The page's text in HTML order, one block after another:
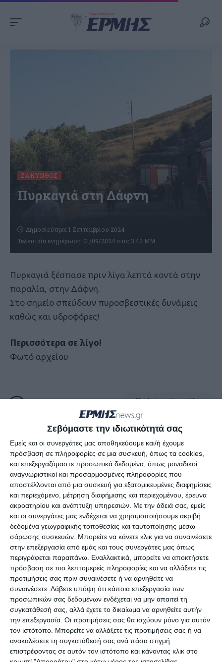
Σεβόμαστε την ιδιωτικότητά σας
Εμείς και οι συνεργάτες μας αποθηκεύουμε και/ή έχουμε
πρόσβαση σε πληροφορίες σε μια συσκευή, όπως τα cookies,
και επεξεργαζόμαστε προσωπικά δεδομένα, όπως μοναδικοί
αναγνωριστικοί και προσαρμοσμένες πληροφορίες που
αποστέλλονται από μια συσκευή για εξατομικευμένες διαφημίσεις
και περιεχόμενο, μέτρηση διαφήμισης και περιεχομένου, έρευνα
ακροατηρίου και ανάπτυξη υπηρεσιών. Με την άδειά σας, εμείς
και οι συνεργάτες μας ενδέχεται να χρησιμοποιήσουμε ακριβή
δεδομένα γεωγραφικής τοποθεσίας και ταυτοποίησης μέσω
σάρωσης συσκευών. Μπορείτε να κάνετε κλικ για να συναινέσετε
στην επεξεργασία από εμάς και τους συνεργάτες μας όπως
περιγράφεται παραπάνω. Εναλλακτικά, μπορείτε να αποκτήσετε
πρόσβαση σε πιο λεπτομερείς πληροφορίες και να αλλάξετε τις
προτιμήσεις σας πριν συναινέσετε ή να αρνηθείτε να
συναινέσετε. Λάβετε υπόψη ότι κάποια επεξεργασία των
προσωπικών σας δεδομένων ενδέχεται να μην απαιτεί τη
συγκατάθεσή σας, αλλά έχετε το δικαίωμα να αρνηθείτε αυτήν
την επεξεργασία. Οι προτιμήσεις σας θα ισχύουν μόνο για αυτόν
τον ιστότοπο. Μπορείτε να αλλάξετε τις προτιμήσεις σας ή να
ανακαλέσετε τη συγκατάθεσή σας ανά πάσα στιγμή
επιστρέφοντας σε αυτόν τον ιστότοπο και κάνοντας κλικ στο
ΖΆΚΥΝΘΟΣ
Πυρκαγιά στη Δάφνη
Τελευταία ενημέρωση: 01/09/2024 στις 3:43 ΜΜ
Δημοσιεύτηκε 1 Σεπτεμβρίου 2024
Πυρκαγιά ξέσπασε πριν λίγα λεπτά κοντά στην
παραλία, στην Δάφνη.
Στο σημείο σπεύδουν πυροσβεστικές δυνάμεις
καθώς και υδροφόρες!
Περισσότερα σε λίγο!
Φωτό αρχείου
Αφήστε ένα σχόλιο
ΔΙΑΒΆΣΤΕ ΕΠΊΣΗΣ
ΖΆΚΥΝΘΟΣ
Σύλληψη αλλοδαπού για
παραεμπόριο
Συνελήφθη, από αστυνομικούς του Αστυνομικού Τμήματος